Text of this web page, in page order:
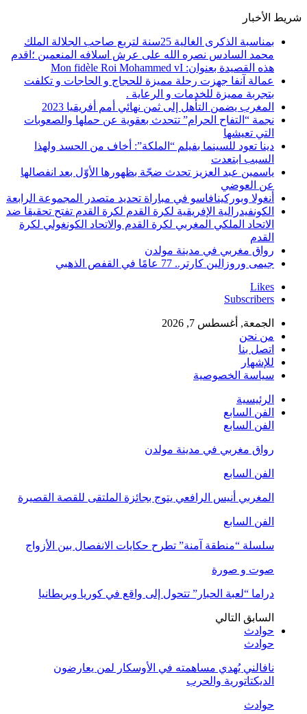
شريط الأخبار
بمناسبة الذكرى الغالية 25سنة لتربع صاحب الجلالة الملك
محمد السادس نصره الله على عرش اسلافه المنعمين ؛اقدم
هذه القصيدة بعنوان: Mon fidèle Roi Mohammed vI
عمالة آنفا جهزت رحلة مميزة للحجاج و الحاجات و تكلفت
بتجربة مميزة للخدمات و الرعاية .
المغرب يضمن التأهل إلى ثمن نهائي أمم أفريقيا 2023
نجمة “التفاح الحرام” تتحدث بعقوية عن حملها والصعوبات
التي تعيشها
دينا تعود للسينما بفيلم “الملكة”: أخاف من الحسد ولهذا
السبب ابتعدت
ياسمين عبد العزيز تحدث ضجّة بظهورها الأوّل بعد انفصالها
عن العوضي
أنغولا وبوركينافاسو في مباراة تحديد متصدر المجموعة الرابعة
الكونفيدرالية الإفريقية لكرة القدم لكرة القدم تفتح تحقيقا ضد
الاتحاد الملكي المغربي لكرة القدم والاتحاد الكونغولي لكرة
القدم
رواق مغربي في مدينة مولدن
جيمى وروزالين كارتر.. 77 عامًا في القفص الذهبي
Likes
Subscribers
الجمعة, أغسطس 7, 2026
من نحن
اتصل بنا
للإشهار
سياسة الخصوصية
الرئيسية
الفن السابع
الفن السابع
رواق مغربي في مدينة مولدن
الفن السابع
المغربي أنيس الرافعي يتوج بجائزة الملتقى للقصة القصيرة
الفن السابع
سلسلة “منطقة آمنة” تطرح حكايات الانفصال بين الأزواج
صوت و صورة
دراما “لعبة الحبار” تتحول إلى واقع في كوريا وبريطانيا
السابق التالي
حوادث
حوادث
نافالني يُهدي مساهمته في الأوسكار لمن يعارضون
الديكتاتورية والحرب
حوادث